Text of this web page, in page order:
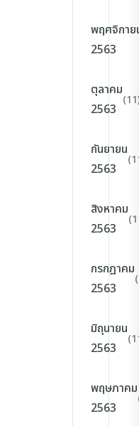
พฤศจิกาย
2563
ตุลาคม
2563
กันยายน
2563
สิงหาคม
2563
กรกฎาคม
2563
มิถุนายน
2563
พฤษภาคม
2563